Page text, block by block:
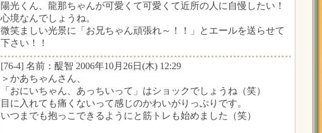
陽光くん、龍那ちゃんが可愛くて可愛くて近所の人に自慢したい！
心境なんでしょうね。
微笑ましい光景に「お兄ちゃん頑張れ～！！」とエールを送らせて
下さい！！
[76-4] 名前：醍智 2006年10月26日(木) 12:29
＞かあちゃんさん、
「おにいちゃん、あっちいって」はショックでしょうね（笑）
目に入れても痛くないって感じのかわいがりっぷりです。
いつまでも抱っこできるようにと筋トレも始めました（笑）